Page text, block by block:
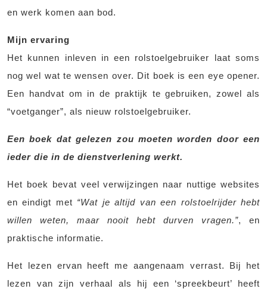
en werk komen aan bod.
Mijn ervaring
Het kunnen inleven in een rolstoelgebruiker laat soms
nog wel wat te wensen over. Dit boek is een eye opener.
Een handvat om in de praktijk te gebruiken, zowel als
“voetganger”, als nieuw rolstoelgebruiker.
Een boek dat gelezen zou moeten worden door een
ieder die in de dienstverlening werkt.
Het boek bevat veel verwijzingen naar nuttige websites
en eindigt met “Wat je altijd van een rolstoelrijder hebt
willen weten, maar nooit hebt durven vragen.”, en
praktische informatie.
Het lezen ervan heeft me aangenaam verrast. Bij het
lezen van zijn verhaal als hij een ‘spreekbeurt’ heeft